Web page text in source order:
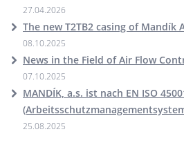
27.04.2026
The new T2TB2 casing of Mandík
08.10.2025
News in the Field of Air Flow
07.10.2025
MANDÍK, a.s. ist nach EN ISO
25.08.2025